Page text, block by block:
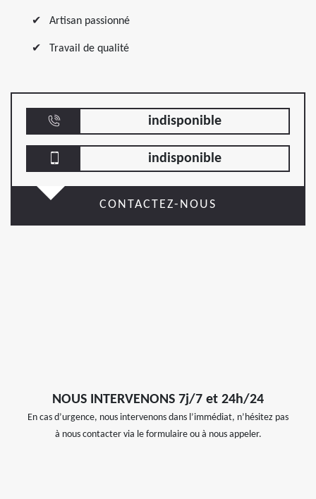
Artisan passionné
Travail de qualité
indisponible
indisponible
CONTACTEZ-NOUS
NOUS INTERVENONS 7j/7 et 24h/24
En cas d’urgence, nous intervenons dans l’immédiat, n’hésitez pas
à nous contacter via le formulaire ou à nous appeler.